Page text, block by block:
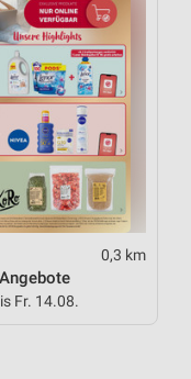
0,3 km
Fr. 14.08.